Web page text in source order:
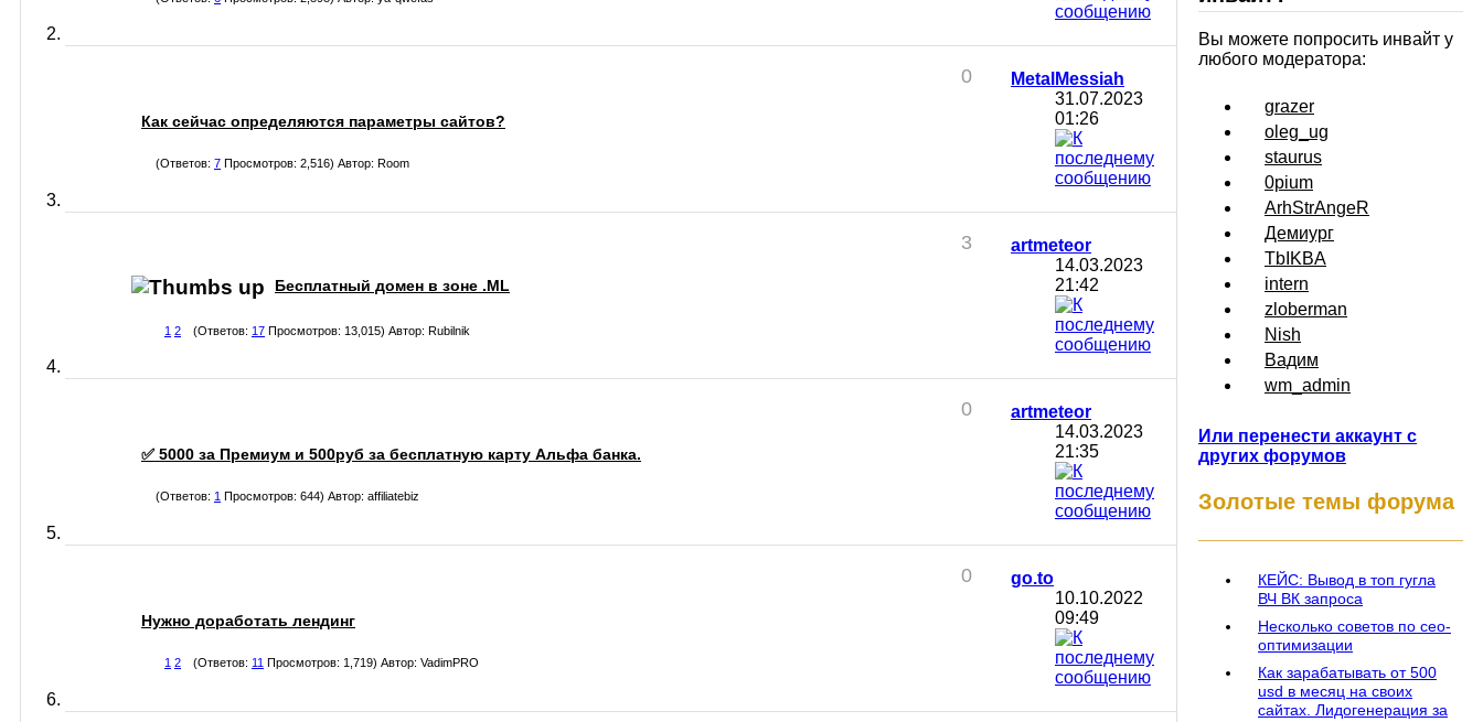
Как сейчас определяются параметры сайтов?
(Ответов: 7 Просмотров: 2,516) Автор: Room
0
MetalMessiah
31.07.2023
01:26
Бесплатный домен в зоне .ML
1 2 (Ответов: 17 Просмотров: 13,015) Автор: Rubilnik
3
artmeteor
14.03.2023
21:42
✅ 5000 за Премиум и 500руб за бесплатную карту Альфа банка.
(Ответов: 1 Просмотров: 644) Автор: affiliatebiz
0
artmeteor
14.03.2023
21:35
Нужно доработать лендинг
1 2 (Ответов: 11 Просмотров: 1,719) Автор: VadimPRO
0
go.to
10.10.2022
09:49
Вы можете попросить инвайт у
любого модератора:
grazer
oleg_ug
staurus
0pium
ArhStrAngeR
Демиург
TbIKBA
intern
zloberman
Nish
Вадим
wm_admin
Или перенести аккаунт с
других форумов
Золотые темы форума
КЕЙС: Вывод в топ гугла
ВЧ ВК запроса
Несколько советов по сео-
оптимизации
Как зарабатывать от 500
usd в месяц на своих
сайтах. Лидогенерация за